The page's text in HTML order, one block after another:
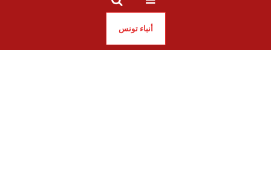
أنباء تونس